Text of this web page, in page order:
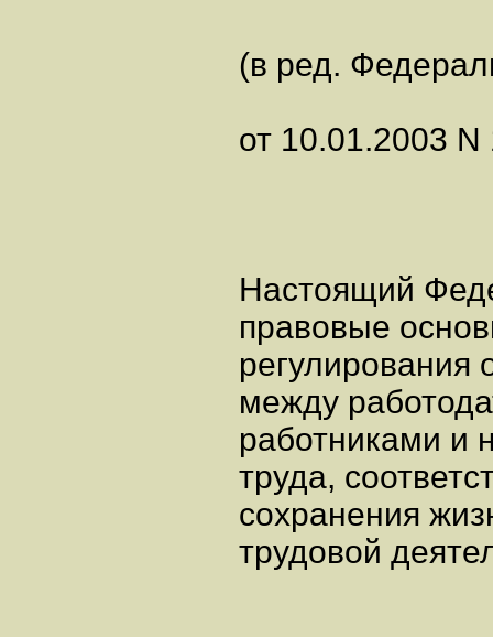
(в ред.
от 10.01.2003
Настоящий
правовые
регулирования
между
работниками и
труда,
сохранения
трудовой